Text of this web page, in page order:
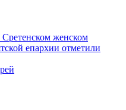
женском
епархии отметили